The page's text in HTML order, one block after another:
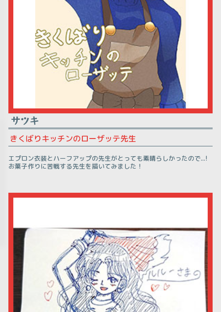
サツキ
きくばりキッチンのローザッテ先生
エプロン衣装とハーフアップの先生がとっても素晴らしかったので...!
お菓子作りに苦戦する先生を描いてみました！